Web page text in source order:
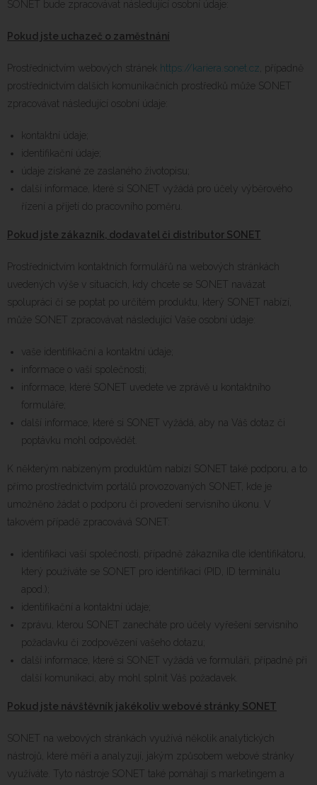
SONET bude zpracovávat následující osobní údaje:
Pokud jste uchazeč o zaměstnání
Prostřednictvím webových stránek https://kariera.sonet.cz , případně
prostřednictvím dalších komunikačních prostředků může SONET
zpracovávat následující osobní údaje:
kontaktní údaje;
identifikační údaje;
údaje získané ze zaslaného životopisu;
další informace, které si SONET vyžádá pro účely výběrového
řízení a přijetí do pracovního poměru.
Pokud jste zákazník, dodavatel či distributor SONET
Prostřednictvím kontaktních formulářů na webových stránkách
uvedených výše v situacích, kdy chcete se SONET navázat
spolupráci či se poptat po určitém produktu, který SONET nabízí,
může SONET zpracovávat následující Vaše osobní údaje:
vaše identifikační a kontaktní údaje;
informace o vaší společnosti;
informace, které SONET uvedete ve zprávě u kontaktního
formuláře;
další informace, které si SONET vyžádá, aby na Váš dotaz či
poptávku mohl odpovědět.
K některým nabízeným produktům nabízí SONET také podporu, a to
přímo prostřednictvím portálů provozovaných SONET, kde je
umožněno žádat o podporu či provedení servisního úkonu. V
takovém případě zpracovává SONET:
identifikaci vaší společnosti, případně zákazníka dle identifikátoru,
který používáte se SONET pro identifikaci (PID, ID terminálu
apod.);
identifikační a kontaktní údaje;
zprávu, kterou SONET zanecháte pro účely vyřešení servisního
požadavku či zodpovězení vašeho dotazu;
další informace, které si SONET vyžádá ve formuláři, případně při
další komunikaci, aby mohl splnit Váš požadavek.
Pokud jste návštěvník jakékoliv webové stránky SONET
SONET na webových stránkách využívá několik analytických
nástrojů, které měří a analyzují, jakým způsobem webové stránky
využíváte. Tyto nástroje SONET také pomáhají s marketingem a